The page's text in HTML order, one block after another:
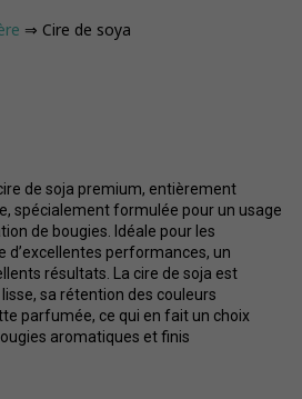
⇒ Cire de soya
:
de soja premium, entièrement
spécialement formulée pour un usage
de bougies. Idéale pour les
performances, un
résultats. La cire de soja est
sa rétention des couleurs
parfumée, ce qui en fait un choix
aromatiques et finis